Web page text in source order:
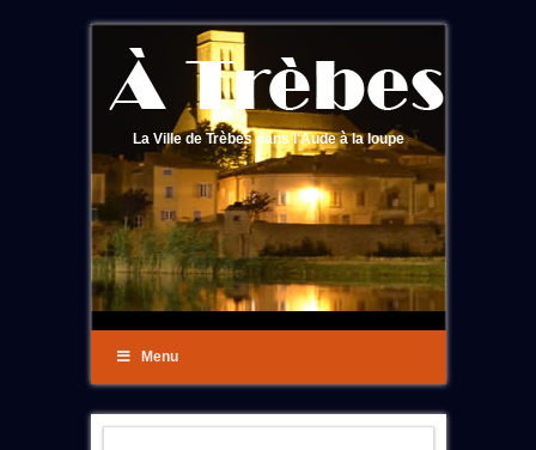
La Ville de Trèbes dans l'Aude à la loupe
Menu